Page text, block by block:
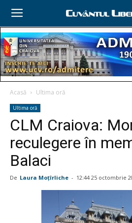
Acasă Ultima oră
Ultima oră
CLM Craiova:
reculegere în
Balaci
De Laura Moţîrliche - 12:44 25 octombrie